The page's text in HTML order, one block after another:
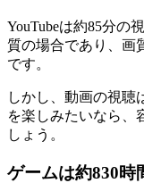
YouTubeは約85分の
質の場合であり、画
です。
しかし、動画の視聴
を楽しみたいなら、
しょう。
ゲームは約830時